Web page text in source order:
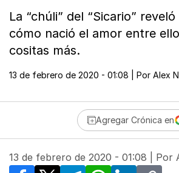
La “chúli” del “Sicario”
cómo nació el amor entre
cositas más.
13 de febrero de 2020 - 01:08 | Por Alex
Agregar Crónica en
13 de febrero de 2020 - 01:08 | Por